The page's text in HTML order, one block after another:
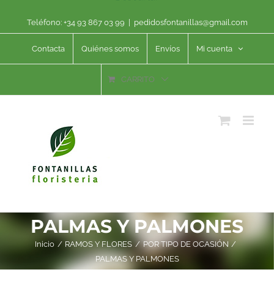
Teléfono: +34 93 867 03 99 pedidosfontanillas@gmail.com
Contacta Quiénes somos Envíos Mi cuenta
CARRITO
PALMAS Y PALMONES
Inicio RAMOS Y FLORES
POR TIPO DE OCASIÓN
PALMAS Y PALMONES